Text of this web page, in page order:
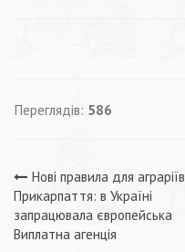
Переглядів: 586
Навігація
записів
Нові правила для аграріїв
Прикарпаття: в Україні
запрацювала європейська
Виплатна агенція